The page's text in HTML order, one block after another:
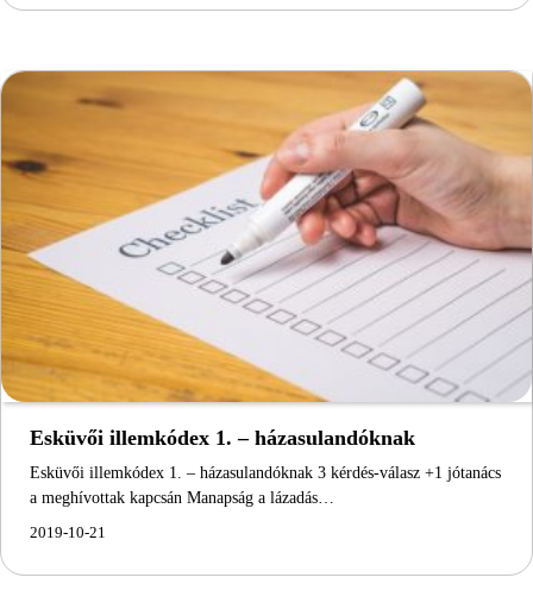
Esküvői illemkódex 1. – házasulandóknak
Esküvői illemkódex 1. – házasulandóknak 3 kérdés-válasz +1 jótanács
a meghívottak kapcsán Manapság a lázadás…
2019-10-21